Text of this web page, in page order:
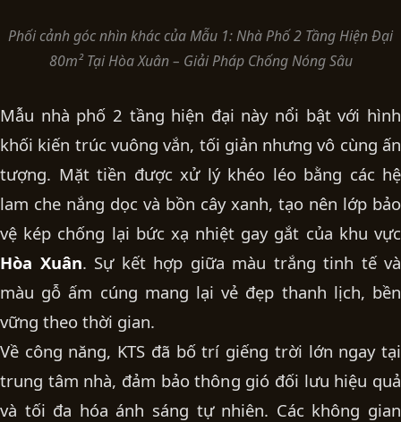
Phối cảnh góc nhìn khác của Mẫu 1: Nhà Phố 2 Tầng Hiện Đại
80m² Tại Hòa Xuân – Giải Pháp Chống Nóng Sâu
Mẫu nhà phố 2 tầng hiện đại này nổi bật với hình
khối kiến trúc vuông vắn, tối giản nhưng vô cùng ấn
tượng. Mặt tiền được xử lý khéo léo bằng các hệ
lam che nắng dọc và bồn cây xanh, tạo nên lớp bảo
vệ kép chống lại bức xạ nhiệt gay gắt của khu vực
Hòa Xuân. Sự kết hợp giữa màu trắng tinh tế và
màu gỗ ấm cúng mang lại vẻ đẹp thanh lịch, bền
vững theo thời gian.
Về công năng, KTS đã bố trí giếng trời lớn ngay tại
trung tâm nhà, đảm bảo thông gió đối lưu hiệu quả
và tối đa hóa ánh sáng tự nhiên. Các không gian